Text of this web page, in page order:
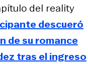
del reality
descueró
de su romance
tras el ingreso